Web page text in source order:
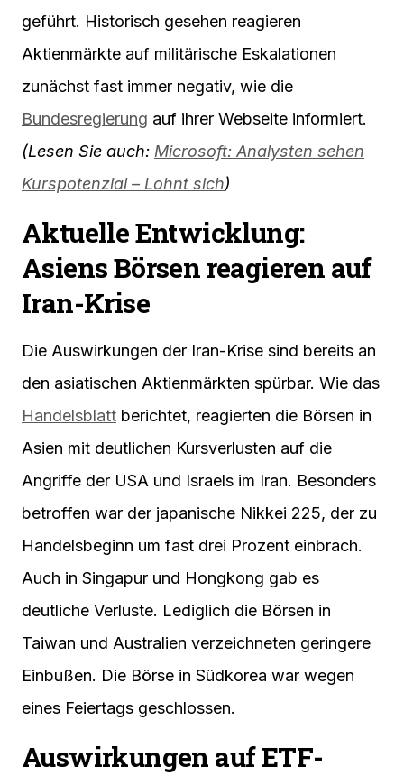
geführt. Historisch gesehen reagieren
Aktienmärkte auf militärische Eskalationen
zunächst fast immer negativ, wie die
Bundesregierung auf ihrer Webseite informiert.
(Lesen Sie auch: Microsoft: Analysten sehen
Kurspotenzial – Lohnt sich)
Aktuelle Entwicklung:
Asiens Börsen reagieren auf
Iran-Krise
Die Auswirkungen der Iran-Krise sind bereits an
den asiatischen Aktienmärkten spürbar. Wie das
Handelsblatt berichtet, reagierten die Börsen in
Asien mit deutlichen Kursverlusten auf die
Angriffe der USA und Israels im Iran. Besonders
betroffen war der japanische Nikkei 225, der zu
Handelsbeginn um fast drei Prozent einbrach.
Auch in Singapur und Hongkong gab es
deutliche Verluste. Lediglich die Börsen in
Taiwan und Australien verzeichneten geringere
Einbußen. Die Börse in Südkorea war wegen
eines Feiertags geschlossen.
Auswirkungen auf ETF-